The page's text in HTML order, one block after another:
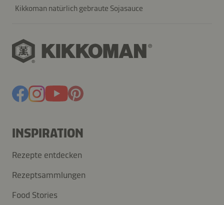
Kikkoman natürlich gebraute Sojasauce
INSPIRATION
Rezepte entdecken
Rezeptsammlungen
Food Stories